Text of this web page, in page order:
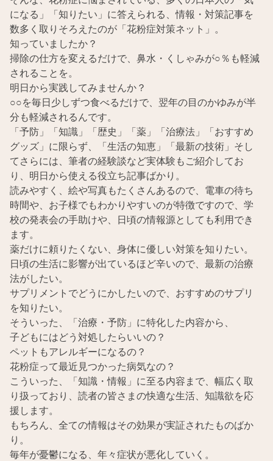
になる」「知りたい」に答えられる、情報・対策記事を
数多く取りそろえたのが「花粉症対策ネット」。
知っていましたか？
掃除の仕方を変えるだけで、鼻水・くしゃみが○％も軽減
されることを。
明日から実践してみませんか？
○○を毎日少しずつ食べるだけで、翌年の目のかゆみが半
分も軽減されるんです。
「予防」「知識」「歴史」「薬」「治療法」「おすすめ
グッズ」に限らず、「生活の知恵」「最新の技術」そし
てさらには、筆者の経験談など実体験もご紹介してお
り、明日から使える役立ち記事ばかり。
読みやすく、絵や写真もたくさんあるので、電車の待ち
時間や、お子様でもわかりやすいのが特徴ですので、学
校の発表会の手助けや、日頃の情報源としても利用でき
ます。
薬だけに頼りたくない、身体に優しい対策を知りたい。
日頃の生活に影響が出ているほど辛いので、最新の治療
法がしたい。
サプリメントでどうにかしたいので、おすすめのサプリ
を知りたい。
そういった、「治療・予防」に特化した内容から、
子どもにはどう対処したらいいの？
ペットもアレルギーになるの？
花粉症って最近見つかった病気なの？
こういった、「知識・情報」に至る内容まで、幅広く取
り扱っており、読者の皆さまの快適な生活、知識欲を応
援します。
もちろん、全ての情報はその効果が実証されたものばか
り。
毎年が憂鬱になる、年々症状が悪化していく。